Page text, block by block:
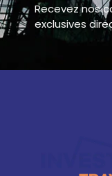
Recevez nos
exclusives